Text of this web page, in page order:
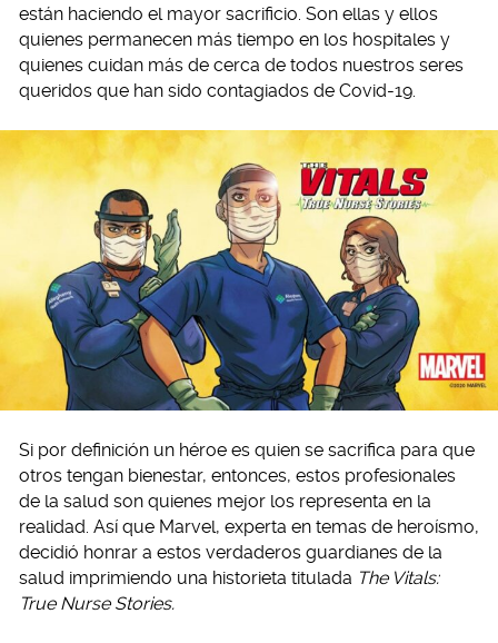
están haciendo el mayor sacrificio. Son ellas y ellos
quienes permanecen más tiempo en los hospitales y
quienes cuidan más de cerca de todos nuestros seres
queridos que han sido contagiados de Covid-19.
Si por definición un héroe es quien se sacrifica para que
otros tengan bienestar, entonces, estos profesionales
de la salud son quienes mejor los representa en la
realidad. Así que Marvel, experta en temas de heroísmo,
decidió honrar a estos verdaderos guardianes de la
salud imprimiendo una historieta titulada The Vitals:
True Nurse Stories.